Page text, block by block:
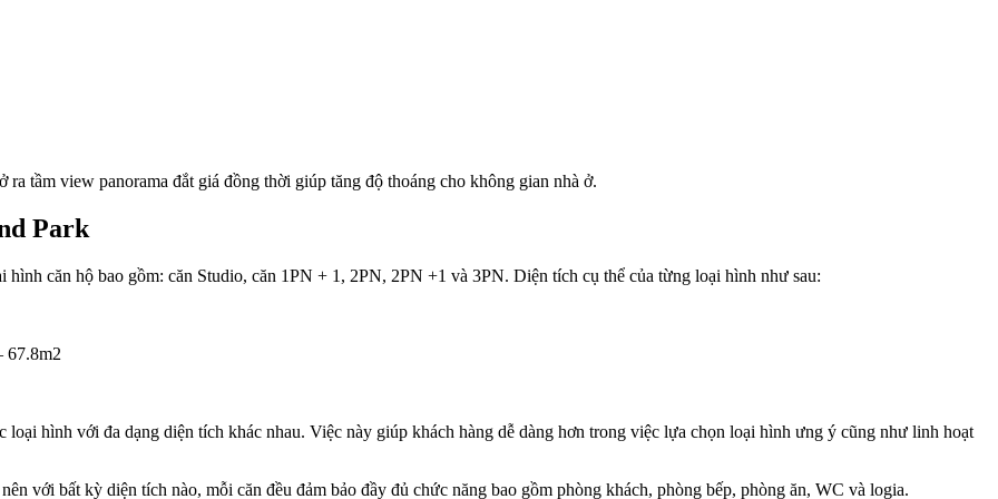
tầm view panorama đắt giá đồng thời giúp tăng độ thoáng cho không gian nhà ở.
Park
hình căn hộ bao gồm: căn Studio, căn 1PN + 1, 2PN, 2PN +1 và 3PN. Diện tích cụ thể của từng loại hình như sau:
67.8m2
loại hình với đa dạng diện tích khác nhau. Việc này giúp khách hàng dễ dàng hơn trong việc lựa chọn loại hình ưng ý cũng như linh hoạt
với bất kỳ diện tích nào, mỗi căn đều đảm bảo đầy đủ chức năng bao gồm phòng khách, phòng bếp, phòng ăn, WC và logia.